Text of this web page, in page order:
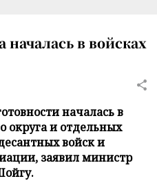
в войсках
началась в
округа и отдельных
войск и
заявил министр